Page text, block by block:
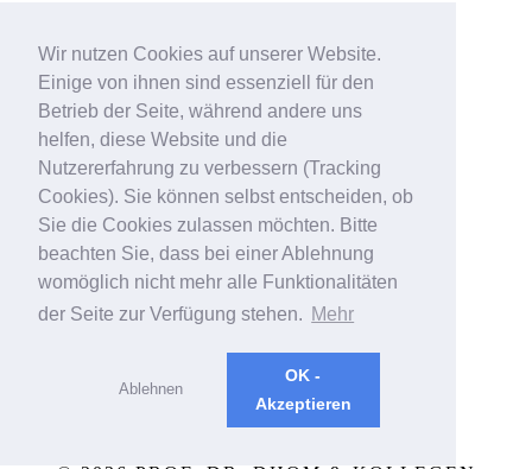
Wir nutzen Cookies auf unserer Website.
Einige von ihnen sind essenziell für den
Betrieb der Seite, während andere uns
helfen, diese Website und die
Nutzererfahrung zu verbessern (Tracking
Cookies). Sie können selbst entscheiden, ob
Sie die Cookies zulassen möchten. Bitte
beachten Sie, dass bei einer Ablehnung
womöglich nicht mehr alle Funktionalitäten
der Seite zur Verfügung stehen. Mehr
Ablehnen
OK -
Akzeptieren
Telefon: 06241 39512-51
E-Mail:worms@prof-dhom.de
Web:>> Zahnarzt Worms